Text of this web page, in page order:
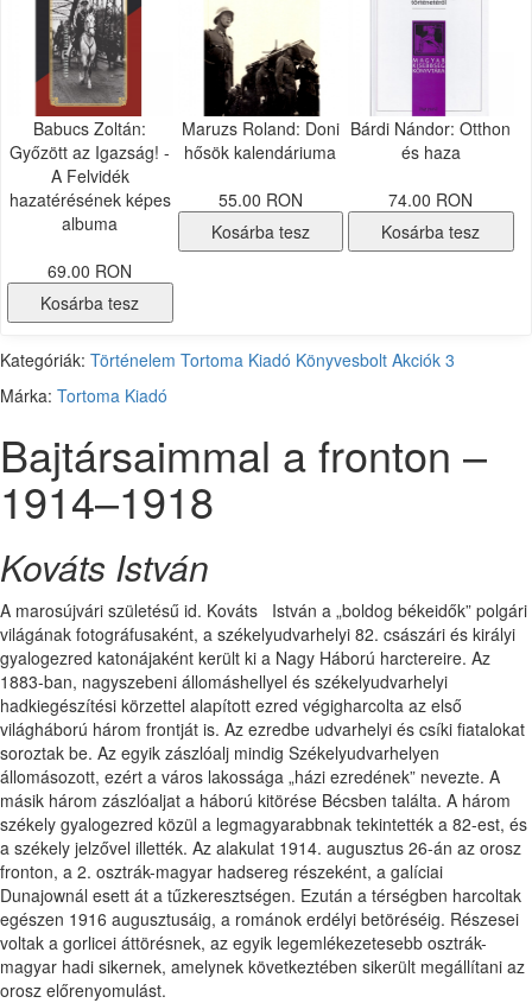
Babucs Zoltán:
Győzött az Igazság! -
A Felvidék
hazatérésének képes
albuma
69.00 RON
Kosárba tesz
Maruzs Roland: Doni
hősök kalendáriuma
55.00 RON
Kosárba tesz
Bárdi Nándor: Otthon
és haza
74.00 RON
Kosárba tesz
Kategóriák: Történelem Tortoma Kiadó Könyvesbolt Akciók 3
Márka: Tortoma Kiadó
Bajtársaimmal a fronton –
1914–1918
Kováts István
A marosújvári születésű id. Kováts István a „boldog békeidők” polgári
világának fotográfusaként, a székelyudvarhelyi 82. császári és királyi
gyalogezred katonájaként került ki a Nagy Háború harctereire. Az
1883-ban, nagyszebeni állomáshellyel és székelyudvarhelyi
hadkiegészítési körzettel alapított ezred végigharcolta az első
világháború három frontját is. Az ezredbe udvarhelyi és csíki fiatalokat
soroztak be. Az egyik zászlóalj mindig Székelyudvarhelyen
állomásozott, ezért a város lakossága „házi ezredének” nevezte. A
másik három zászlóaljat a háború kitörése Bécsben találta. A három
székely gyalogezred közül a legmagyarabbnak tekintették a 82-est, és
a székely jelzővel illették. Az alakulat 1914. augusztus 26-án az orosz
fronton, a 2. osztrák-magyar hadsereg részeként, a galíciai
Dunajownál esett át a tűzkeresztségen. Ezután a térségben harcoltak
egészen 1916 augusztusáig, a románok erdélyi betöréséig. Részesei
voltak a gorlicei áttörésnek, az egyik legemlékezetesebb osztrák-
magyar hadi sikernek, amelynek következtében sikerült megállítani az
orosz előrenyomulást.